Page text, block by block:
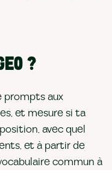
?
prompts aux
et mesure si ta
avec quel
et à partir de
commun à